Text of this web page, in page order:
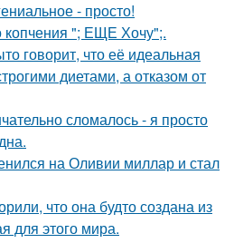
- просто!
копчения "; ЕЩЕ Хочу";.
говорит, что её идеальная
диетами, а отказом от
сломалось - я просто
на Оливии миллар и стал
что она будто создана из
для этого мира.